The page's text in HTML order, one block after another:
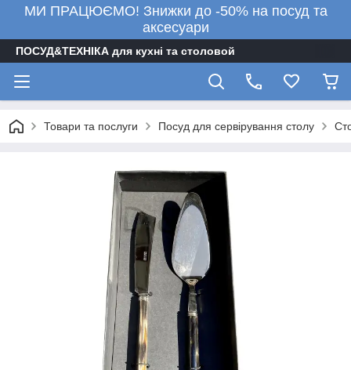
МИ ПРАЦЮЄМО! Знижки до -50% на посуд та
аксесуари
ПОСУД&ТЕХНІКА для кухні та столовой
Товари та послуги Посуд для сервірування столу